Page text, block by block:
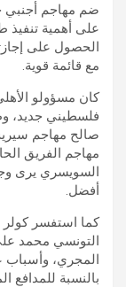
ضم مهاجم أجنبي
على أهمية تنفيذ
الحصول على
مع قائمة قوية.
كان مسؤولو
فلسطيني جديد،
صالح مهاجم
مهاجم الفريق
السويسري يرى
أفضل.
كما استفسر
التونسي محمد
المجري، وأسباب
بالنسبة